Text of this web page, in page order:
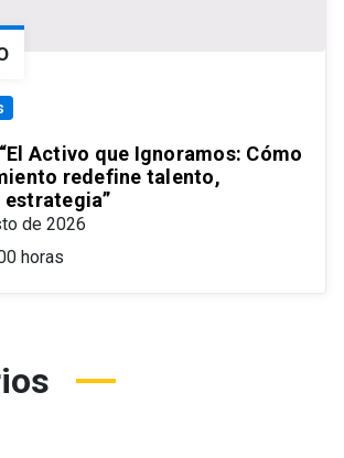
Activo que Ignoramos: Cómo
redefine talento,
estrategia”
de 2026
horas